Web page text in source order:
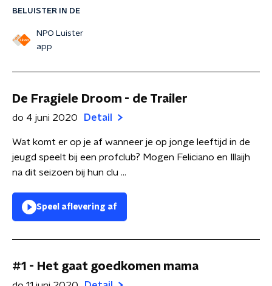
BELUISTER IN DE
NPO Luister
app
De Fragiele Droom - de Trailer
do 4 juni 2020 Detail
Wat komt er op je af wanneer je op jonge leeftijd in de
jeugd speelt bij een profclub? Mogen Feliciano en Illaijh
na dit seizoen bij hun clu ...
Speel aflevering af
#1 - Het gaat goedkomen mama